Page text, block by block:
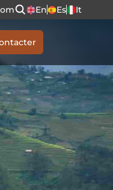
En Es It